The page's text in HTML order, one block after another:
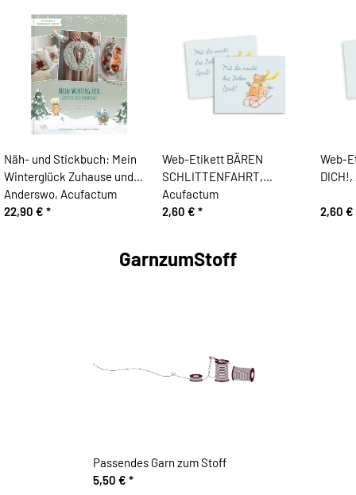
Näh- und Stickbuch: Mein
Winterglück Zuhause und
Anderswo, Acufactum
22,90 € *
Web-Etikett BÄREN
SCHLITTENFAHRT,
Acufactum
2,60 € *
Web-
2,60 €
GarnzumStoff
Passendes Garn zum Stoff
5,50 € *